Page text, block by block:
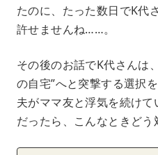
たのに、たった数日でK代
許せませんね……。
その後のお話でK代さんは
の自宅”へと突撃する選択を
夫がママ友と浮気を続け
だったら、こんなときどう